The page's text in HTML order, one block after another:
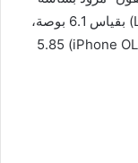
(OLED) بقياس 6.45 بوصة وآخر بشاشة (LCD) بقياس 6.1 بوصة،
وقد يطيح هذان النموذجان بمبيعات هاتف (iPhone OLED) 5.85